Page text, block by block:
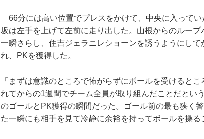
66分には高い位置でプレスをかけて、中央に入って
坂は左手を上げて左前に走り出した。山根からのルー
一瞬さらし、住吉ジェラニレショーンを誘うようにし
れ、PKを獲得した。
「まずは意識のところで怖がらずにボールを受けると
れてからの1週間でチーム全員が取り組んだことだとい
のゴールとPK獲得の瞬間だった。ゴール前の最も狭く
た一瞬にも相手を見て冷静に余裕を持ってボールを操る